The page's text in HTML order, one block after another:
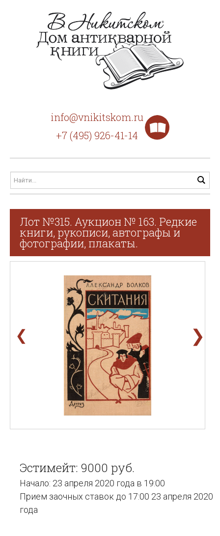
info@vnikitskom.ru
+7 (495) 926-41-14
Лот №315. Аукцион № 163. Редкие
книги, рукописи, автографы и
фотографии, плакаты.
❮ ❯
Эстимейт: 9000 руб.
Начало: 23 апреля 2020 года в 19:00
Прием заочных ставок до 17:00 23 апреля 2020
года